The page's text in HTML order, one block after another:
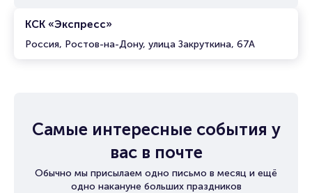
КСК «Экспресс»
Россия, Ростов-на-Дону, улица Закруткина, 67А
Самые интересные события у
вас в почте
Обычно мы присылаем одно письмо в месяц и ещё
одно накануне больших праздников